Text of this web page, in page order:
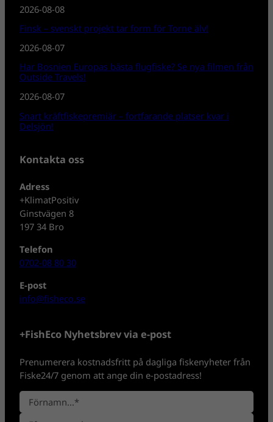
2026-08-08
Finsk – svenskt projekt tar form för Torne älv!
2026-08-07
Har Bosnien Europas bästa flugfiske? Se nya filmen från
Outside Travels!
2026-08-07
Snart kräftfiskepremiär – fortfarande platser kvar i
Delsjön!
Kontakta oss
Adress
+KlimatPositiv
Ginstvägen 8
197 34 Bro
Telefon
0702-08 80 30
E-post
info@fisheco.se
+FishEco Nyhetsbrev via e-post
Prenumerera kostnadsfritt på dagliga fiskenyheter från
Fiske24/7 genom att ange din e-postadress!
N
a
F